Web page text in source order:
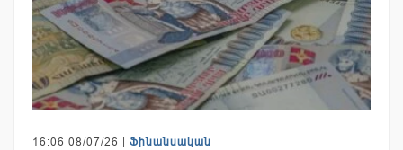
16:06 08/07/26 | Ֆինանսական